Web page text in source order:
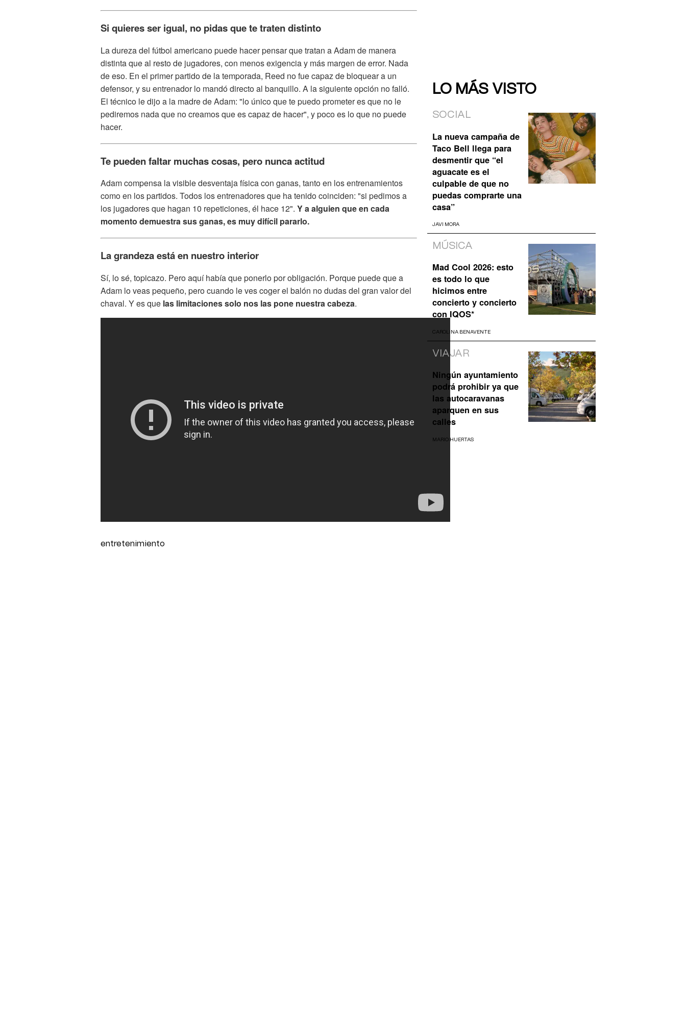
Si quieres ser igual, no pidas que te traten distinto
La dureza del fútbol americano puede hacer pensar que tratan a Adam de manera
distinta que al resto de jugadores, con menos exigencia y más margen de error. Nada
de eso. En el primer partido de la temporada, Reed no fue capaz de bloquear a un
defensor, y su entrenador lo mandó directo al banquillo. A la siguiente opción no falló.
El técnico le dijo a la madre de Adam: "lo único que te puedo prometer es que no le
pediremos nada que no creamos que es capaz de hacer", y poco es lo que no puede
hacer.
Te pueden faltar muchas cosas, pero nunca actitud
Adam compensa la visible desventaja física con ganas, tanto en los entrenamientos
como en los partidos. Todos los entrenadores que ha tenido coinciden: "si pedimos a
los jugadores que hagan 10 repeticiones, él hace 12". Y a alguien que en cada
momento demuestra sus ganas, es muy difícil pararlo.
La grandeza está en nuestro interior
Sí, lo sé, topicazo. Pero aquí había que ponerlo por obligación. Porque puede que a
Adam lo veas pequeño, pero cuando le ves coger el balón no dudas del gran valor del
chaval. Y es que las limitaciones solo nos las pone nuestra cabeza.
entretenimiento
LO MÁS VISTO
SOCIAL
La nueva campaña de
Taco Bell llega para
desmentir que “el
aguacate es el
culpable de que no
puedas comprarte una
casa”
JAVI MORA
MÚSICA
Mad Cool 2026: esto
es todo lo que
hicimos entre
concierto y concierto
con IQOS*
CAROLINA BENAVENTE
VIAJAR
Ningún ayuntamiento
podrá prohibir ya que
las autocaravanas
aparquen en sus
calles
MARIO HUERTAS